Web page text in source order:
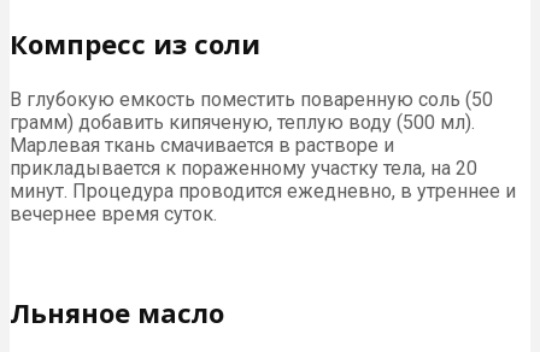
Компресс из соли
В глубокую емкость поместить поваренную соль (50
грамм) добавить кипяченую, теплую воду (500 мл).
Марлевая ткань смачивается в растворе и
прикладывается к пораженному участку тела, на 20
минут. Процедура проводится ежедневно, в утреннее и
вечернее время суток.
Льняное масло